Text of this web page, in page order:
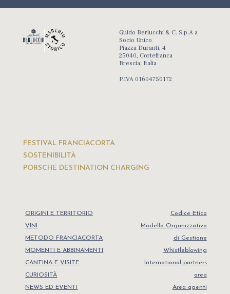
Guido Berlucchi & C. S.p.A a
Socio Unico
Piazza Duranti, 4
25040, Cortefranca
Brescia, Italia
P.IVA 01604750172
FESTIVAL FRANCIACORTA
SOSTENIBILITÀ
PORSCHE DESTINATION CHARGING
ORIGINI E TERRITORIO
VINI
METODO FRANCIACORTA
MOMENTI E ABBINAMENTI
CANTINA E VISITE
CURIOSITÀ
NEWS ED EVENTI
Codice Etico
Modello Organizzativo
di Gestione
Whistleblowing
International partners
area
Area agenti